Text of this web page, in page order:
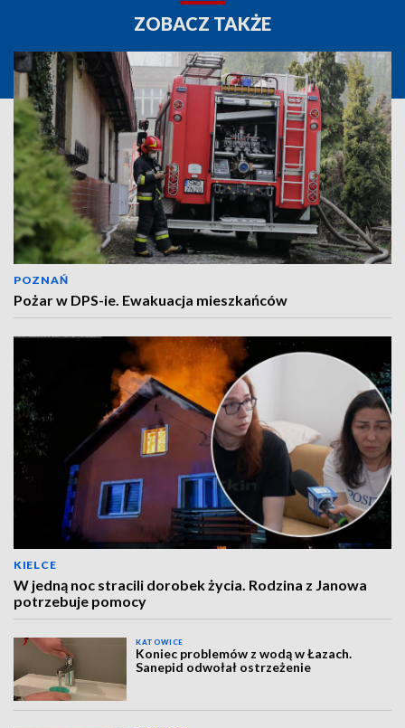
ZOBACZ TAKŻE
POZNAŃ
Pożar w DPS-ie. Ewakuacja mieszkańców
KIELCE
W jedną noc stracili dorobek życia. Rodzina z Janowa
potrzebuje pomocy
KATOWICE
Koniec problemów z wodą w Łazach.
Sanepid odwołał ostrzeżenie